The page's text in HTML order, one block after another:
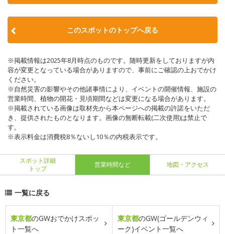
このスポットのトップへ戻る
※掲載情報は2025年8月時点のものです。随時更新をしておりますが内
容が変更となっている場合がありますので、事前にご確認の上おでかけ
ください。
※自然災害の影響やその他諸事情により、イベントの開催情報、施設の
営業時間、植物の開花・見頃期間などは変更になる場合があります。
※掲載されている画像は取材先から本ページへの掲載の許諾をいただ
き、提供されたものとなります。画像の無断転載(二次使用)は禁止で
す。
※表示料金は消費税8％ないし10％の内税表示です。
スポット詳細
トップ
営業時間など 地図・アクセス
一覧に戻る
東京都のGWおでかけスポッ
ト一覧へ
東京都のGW(ゴールデンウィ
ーク)イベント一覧へ